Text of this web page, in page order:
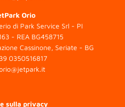
Orio
di Park Service Srl - PI
- REA BG458715
Cassinone, Seriate - BG
0350516817
sulla privacy